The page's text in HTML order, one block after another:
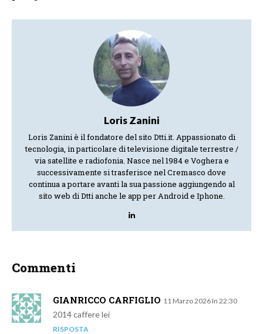
Loris Zanini
Loris Zanini è il fondatore del sito Dtti.it. Appassionato di
tecnologia, in particolare di televisione digitale terrestre /
via satellite e radiofonia. Nasce nel 1984 e Voghera e
successivamente si trasferisce nel Cremasco dove
continua a portare avanti la sua passione aggiungendo al
sito web di Dtti anche le app per Android e Iphone.
Commenti
GIANRICCO CARFIGLIO 11 Marzo 2026 In 22:30
2014 caffere lei
RISPOSTA